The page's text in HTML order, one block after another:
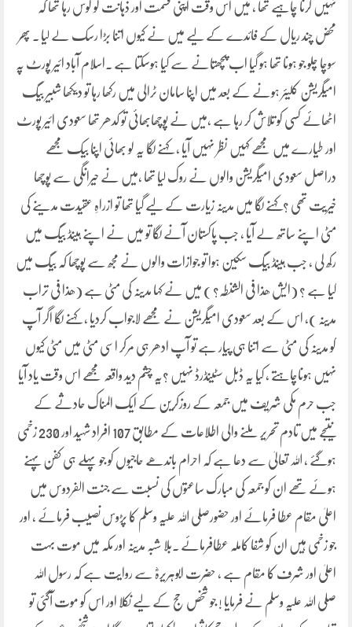
نہیں کرنا چاہیے تھا ، میں اس وقت اپنی قسمت اور ذہانت کو کوس رہا تھا کہ
محض چند ریال کے فائدے کے لیے میں نے کیوں اتنا بڑا رسک لے لیا ۔ پھر
سوچا چلو جو ہونا تھا ہو گیا اب پچھتانے سے کیا ہوسکتا ہے ۔اسلام آباد ائیر پورٹ پہ
امیگریشن کلیئر ہونے کے بعد میں اپنا سامان ٹرالی میں رکھا رہا تو دیکھا شبیر بیگ
اٹھائے کسی کو تلاش کر رہا ہے ،میں نے پوچھابھائی تو کدھر تھا سعودی ائیر پورٹ
اور طیارے میں مجھے کہیں نظر نہیں آیا ، کہنے لگا یہ لو بھائی اپنا بیک مجھے
دراصل سعودی امیگریشن والوں نے روک لیا تھا ،میں نے حیرانگی سے پوچھا
خیریت تھی ؟کہنے لگا میں مدینہ زیارت کے لیے گیا تھا تو ازراہِ عقیدت مدینے کی
مٹی اپنے ساتھ لے آیا ، جب پاکستان آنے لگا تو میں نے اپنے ہینڈ بیگ میں
رکھ لی ، جب ہینڈ بیگ سکین ہوا تو جوازات والوں نے مجھ سے پوچھا کہ بیگ میں
کیا ہے ؟ (ایش ھذا فی الشنطہ؟ ) میں نے کہا مدینہ کی مٹی ہے (ھذا فی تراب
مدینہ )، اس کے بعد سعودی امیگریشن نے مجھے لاجواب کردیا ، کہنے لگا اگر آپ
کو مدینہ کی مٹی سے اتنا ہی پیار ہے تو آپ ادھر ہی مرکر اسی مٹی میں مٹی کیوں
نہیں ہوناچاہتے ، کیا یہ ڈبل سٹینڈرڈ نہیں ؟یہ چشم دید واقعہ مجھے اس وقت یاد آیا
جب حرم مکی شریف میں جمعہ کے روزکرین کے ایک المناک حادثے کے
نتیجے میں تادم تحریر ملنے والی اطلاعات کے مطابق 107 افراد شہید اور 230 زخمی
ہوگئے ، اللہ تعالیٰ سے دعا ہے کہ احرام باندھے حاجیوں کو جو پہلے ہی کفن پہنے
ہوئے تھے ان کو جمعہ کی مبارک ساعتوں کی نسبت سے جنت الفردوس میں
اعلیٰ مقام عطا فرمائے اور حضورصلی اللہ علیہ وسلم کا پڑوس نصیب فرمائے ، اور
جو زخمی ہیں ان کو شفا کاملہ عطافرمائے ۔بلا شبہ مدینہ اور مکہ میں موت بہت
اعلیٰ اور شرف کا مقام ہے ، حضرت ابوہریرہؓ سے روایت ہے کہ رسول اللہ
صلی اللہ علیہ وسلم نے فرمایا ! جو شخص حج کے لیے نکلا اور اس کو موت آگئی تو